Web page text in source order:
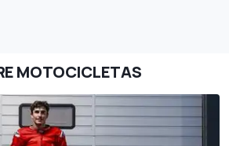
MOTOCICLETAS